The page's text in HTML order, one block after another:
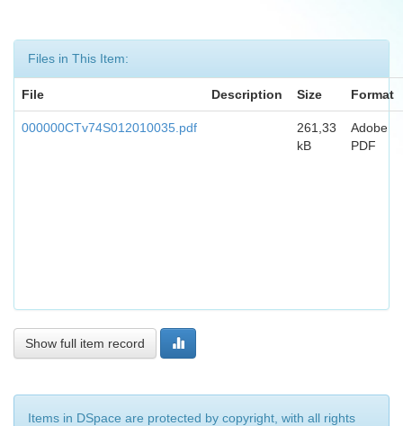
Files in This Item:
File Description Size Format
000000CTv74S012010035.pdf
261,33
kB
Adobe
PDF
Show full item record
Items in DSpace are protected by copyright, with all rights